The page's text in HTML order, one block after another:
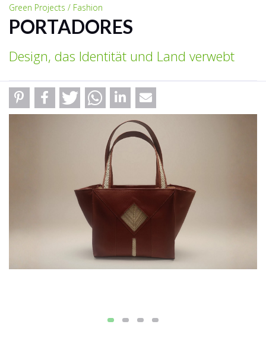
Green Projects / Fashion
PORTADORES
Design, das Identität und Land verwebt